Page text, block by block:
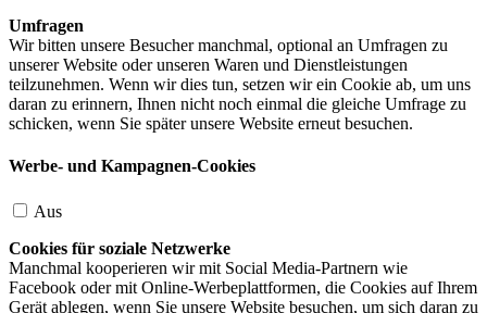
Umfragen
Wir bitten unsere Besucher manchmal, optional an Umfragen zu
unserer Website oder unseren Waren und Dienstleistungen
teilzunehmen. Wenn wir dies tun, setzen wir ein Cookie ab, um uns
daran zu erinnern, Ihnen nicht noch einmal die gleiche Umfrage zu
schicken, wenn Sie später unsere Website erneut besuchen.
Werbe- und Kampagnen-Cookies
Aus
Cookies für soziale Netzwerke
Manchmal kooperieren wir mit Social Media-Partnern wie
Facebook oder mit Online-Werbeplattformen, die Cookies auf Ihrem
Gerät ablegen, wenn Sie unsere Website besuchen, um sich daran zu